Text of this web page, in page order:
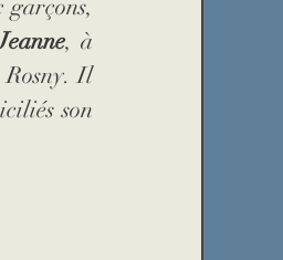
, à
Rosny. Il
son